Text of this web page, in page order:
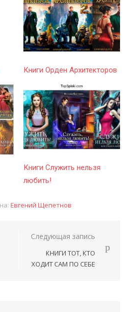
Книги Орден Архитекторов
Книги Служить нельзя
любить!
Евгений Щепетнов
Следующая запись
КНИГИ ТОТ, КТО
ХОДИТ САМ ПО СЕБЕ